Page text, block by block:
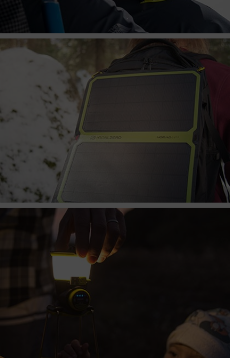
POWERBANKS
Egal ob Wochenendausflug, Campingtour, Wartezeit am
Flughafen - Goal Zero sorgt für Stromversorgung immer
und überall - was auch immer kommt.
SHOP PORTABLE POWER
SOLARPANELS
Solarpanels von Goal Zero laden Deinen Yeti oder
Sherpa effizient auf. Mobile Solarpanels für
Zwischendurch, permanente Befestigung an Deinem
Auto - die Monokristallin-Solarpanels sind wetterfest,
haltbar und einfach zu handhaben.